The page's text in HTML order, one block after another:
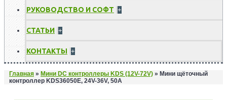
РУКОВОДСТВО И СОФТ +
СТАТЬИ +
КОНТАКТЫ +
Главная » Мини DC контроллеры KDS (12V-72V) » Мини щёточный
контроллер KDS36050E, 24V-36V, 50A